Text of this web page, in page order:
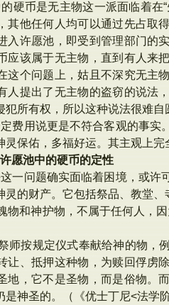
硬币是无主物这一派面临着在
其他任何人均可以通过先占取
入许愿池，即受到管理部门的
应该属于无主物，直到有人来
这个问题上，姑且不深究无主
人提出了无主物的盗窃的说法
所有权，所以这种说法很难自
费用说更是不符合客观的事实
保佑，多福好运。其主观上完
愿池中的硬币的定性
一问题确实面临着困境，或许
的财产。它包括祭品、教堂、
物和神护物，不属于任何人，
师按规定仪式奉献给神的物
让、抵押这种物，为赎回俘虏
地，它不是圣物，而是俗物。
神圣的。（《优士丁尼<法学